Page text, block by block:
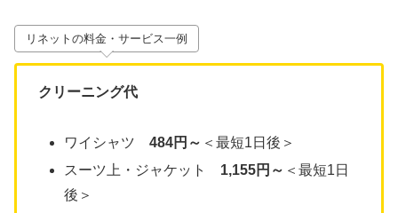
リネットの料金・サービス一例
クリーニング代
ワイシャツ484円～ ＜最短1日後＞
スーツ上・ジャケット 1,155円～ ＜最短1日
後＞